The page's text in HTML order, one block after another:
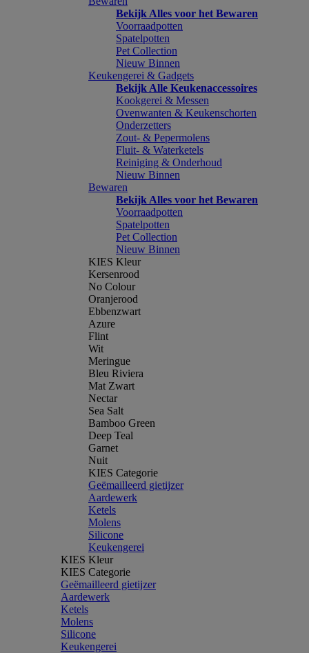
Bekijk Alles voor het Bewaren
Voorraadpotten
Spatelpotten
Pet Collection
Nieuw Binnen
Keukengerei & Gadgets
Bekijk Alle Keukenaccessoires
Kookgerei & Messen
Ovenwanten & Keukenschorten
Onderzetters
Zout- & Pepermolens
Fluit- & Waterketels
Reiniging & Onderhoud
Nieuw Binnen
Bewaren
Bekijk Alles voor het Bewaren
Voorraadpotten
Spatelpotten
Pet Collection
Nieuw Binnen
KIES Kleur
Kersenrood
No Colour
Oranjerood
Ebbenzwart
Azure
Flint
Wit
Meringue
Bleu Riviera
Mat Zwart
Nectar
Sea Salt
Bamboo Green
Deep Teal
Garnet
Nuit
KIES Categorie
Geëmailleerd gietijzer
Aardewerk
Ketels
Molens
Silicone
Keukengerei
KIES Kleur
KIES Categorie
Geëmailleerd gietijzer
Aardewerk
Ketels
Molens
Silicone
Keukengerei